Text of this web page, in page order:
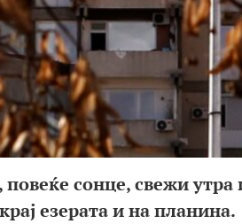
сонце, свежи утра
езерата и на планина.